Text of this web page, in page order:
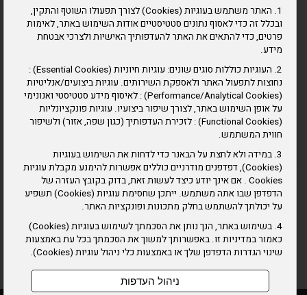
1. האתר משתמש בעוגיות (Cookies) לצורך תפעולו השוטף והתקין,
ובכלל זה כדי לאסוף נתונים סטטיסטיים אודות השימוש באתר, לאימות
פרטים, כדי להתאים את האתר להעדפותיך האישיות ולצרכי אבטחת
מידע.
2. העוגיות כוללות סוגים שונים: עוגיות חיוניות (Essential Cookies) :
נחוצות לתפעול האתר ולאספקת השירותים. עוגיות ביצועים/אנליטיות
(Performance/Analytical Cookies) : לאיסוף מידע סטטיסטי ואנונימי
על אופן השימוש באתר, לצורך שיפור ביצועיו. עוגיות פונקציונליות
(Functional Cookies) : לזכירת העדפותיך (כגון שפה, אזור) ולשיפור
חווית המשתמש.
3. במידה ולא לחצת על הבאנר כדי לדחות את השימוש בעוגיות
(Cookies), דפדפנים מודרניים כוללים אפשרות להימנע מקבלת עוגיות
Cookies . אם אינך יודע כיצד לעשות זאת, בדוק בקובץ העזרה של
הדפדפן שבו אתה משתמש. ייתכן שחסימת עוגיות (Cookies) תשפיע
על יכולתך להשתמש בחלק מתכונות ופונקציות האתר.
4. בשימוש באתר, הנך נותן את הסכמתך לשימוש בעוגיות (Cookies)
כאמור במדיניות זו. באפשרותך למשוך את הסכמתך בכל עת באמצעות
שינוי הגדרות הדפדפן שלך או באמצעות כלי ניהול עוגיות (Cookies).
ניהול העדפות
הצטרפו אלינו ברשתות החברתיות